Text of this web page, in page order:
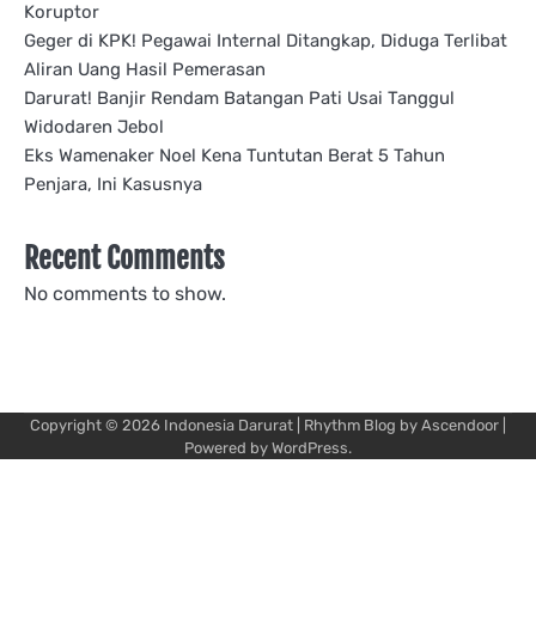
Koruptor
Geger di KPK! Pegawai Internal Ditangkap, Diduga Terlibat
Aliran Uang Hasil Pemerasan
Darurat! Banjir Rendam Batangan Pati Usai Tanggul
Widodaren Jebol
Eks Wamenaker Noel Kena Tuntutan Berat 5 Tahun
Penjara, Ini Kasusnya
Recent Comments
No comments to show.
Copyright © 2026 Indonesia Darurat | Rhythm Blog by Ascendoor
Powered by WordPress.